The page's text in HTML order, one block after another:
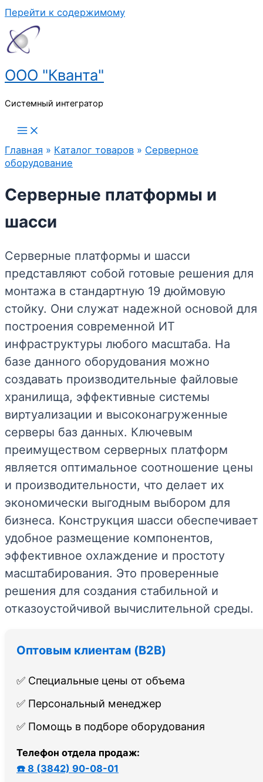
Перейти к содержимому
ООО "Кванта"
Системный интегратор
Главная » Каталог товаров » Серверное
оборудование
Серверные платформы и
шасси
Серверные платформы и шасси
представляют собой готовые решения для
монтажа в стандартную 19 дюймовую
стойку. Они служат надежной основой для
построения современной ИТ
инфраструктуры любого масштаба. На
базе данного оборудования можно
создавать производительные файловые
хранилища, эффективные системы
виртуализации и высоконагруженные
серверы баз данных. Ключевым
преимуществом серверных платформ
является оптимальное соотношение цены
и производительности, что делает их
экономически выгодным выбором для
бизнеса. Конструкция шасси обеспечивает
удобное размещение компонентов,
эффективное охлаждение и простоту
масштабирования. Это проверенные
решения для создания стабильной и
отказоустойчивой вычислительной среды.
Оптовым клиентам (B2B)
✅ Специальные цены от объема
✅ Персональный менеджер
✅ Помощь в подборе оборудования
Телефон отдела продаж:
☎️ 8 (3842) 90-08-01